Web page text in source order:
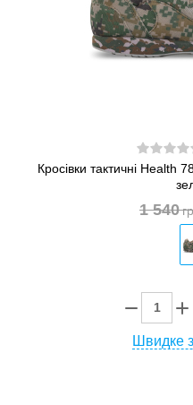
Кросівки тактичні
1 540
Швидке